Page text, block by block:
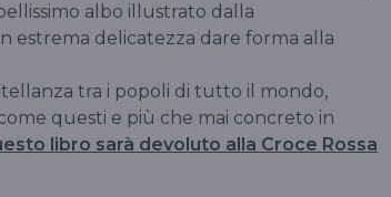
albo illustrato dalla
estrema delicatezza dare forma alla
tra i popoli di tutto il mondo,
questi e più che mai concreto in
libro sarà devoluto alla Croce Rossa